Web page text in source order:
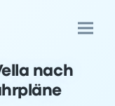
nach